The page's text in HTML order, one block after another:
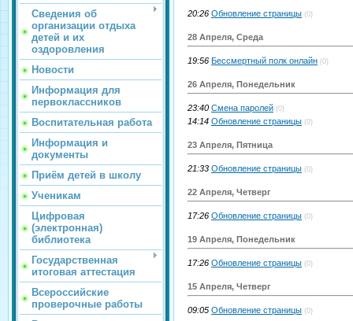
Сведения об
организации отдыха
детей и их
оздоровления
Новости
Информация для
первоклассников
Воспитательная работа
Информация и
документы
Приём детей в школу
Ученикам
Цифровая
(электронная)
библиотека
Государственная
итоговая аттестация
Всероссийские
проверочные работы
20:26 Обновление страницы (0)
28 Апреля, Среда
19:56 Бессмертный полк онлайн (0)
26 Апреля, Понедельник
23:40 Смена паролей (0)
14:14 Обновление страницы (0)
23 Апреля, Пятница
21:33 Обновление страницы (0)
22 Апреля, Четверг
17:26 Обновление страницы (0)
19 Апреля, Понедельник
17:26 Обновление страницы (0)
15 Апреля, Четверг
09:05 Обновление страницы (0)